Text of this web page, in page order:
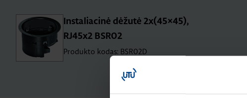
Instaliacinė dėžutė 2x(45×45),
RJ45x2 BSR02
Produkto kodas: BSR02D